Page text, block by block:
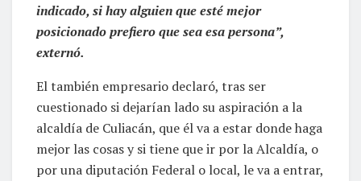
indicado, si hay alguien que esté mejor
posicionado prefiero que sea esa persona”,
externó.
El también empresario declaró, tras ser
cuestionado si dejarían lado su aspiración a la
alcaldía de Culiacán, que él va a estar donde haga
mejor las cosas y si tiene que ir por la Alcaldía, o
por una diputación Federal o local, le va a entrar,